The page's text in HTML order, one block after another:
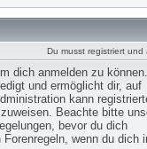
Du musst registriert
dich anmelden zu
und ermöglicht dir, auf
kann
Beachte bitte
bevor du dich
wenn du dich